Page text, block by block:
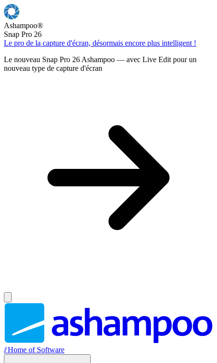
Ashampoo®
Snap Pro 26
Le pro de la capture d'écran, désormais encore plus intelligent !
Le nouveau Snap Pro 26 Ashampoo — avec Live Edit pour un
nouveau type de capture d'écran
//Home of Software